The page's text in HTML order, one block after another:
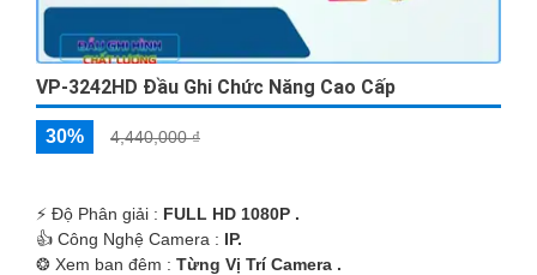
VP-3242HD Đầu Ghi Chức Năng Cao Cấp
30% 4,440,000 ₫
️⚡ Độ Phân giải : FULL HD 1080P .
👍 Công Nghệ Camera : IP.
❂ Xem ban đêm : Từng Vị Trí Camera .